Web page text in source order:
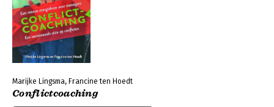
Marijke Lingsma, Francine ten Hoedt
Conflictcoaching